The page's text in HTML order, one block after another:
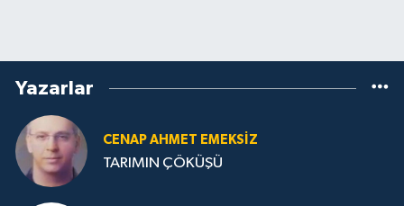
Yazarlar
CENAP AHMET EMEKSİZ
TARIMIN ÇÖKÜŞÜ